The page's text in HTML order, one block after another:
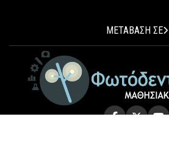
ΜΕΤΑΒΑΣΗ ΣΕ